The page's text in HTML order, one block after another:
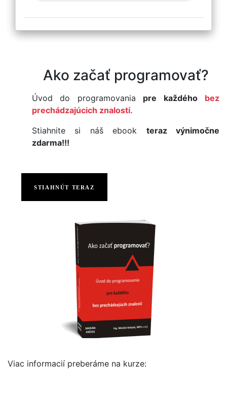
Ako začať programovať?
Úvod do programovania pre každého
bez
prechádzajúcich znalostí.
Stiahnite si náš ebook teraz výnimočne
zdarma!!!
STIAHNÚT TERAZ
Viac informacií preberáme na kurze: